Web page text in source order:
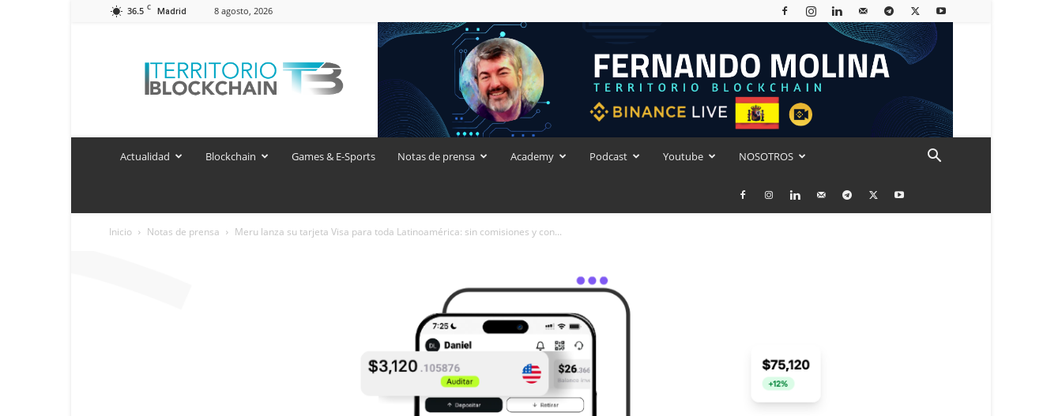
36.5 C Madrid 8 agosto, 2026
Blockchain
Actualidad Blockchain Games & E-Sports Notas de prensa Academy Podcast Youtube NOSOTROS
Inicio Notas de prensa Meru lanza su tarjeta Visa para toda Latinoamérica: sin comisiones y con...